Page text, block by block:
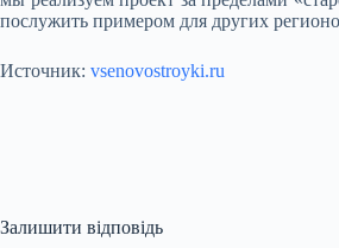
послужить примером для других
Источник: vsenovostroyki.ru
Залишити відповідь